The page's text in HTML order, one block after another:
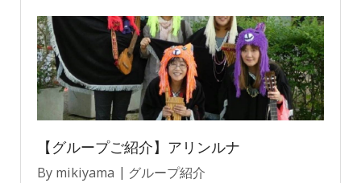
【グループご紹介】アリンルナ
By mikiyama グループ紹介